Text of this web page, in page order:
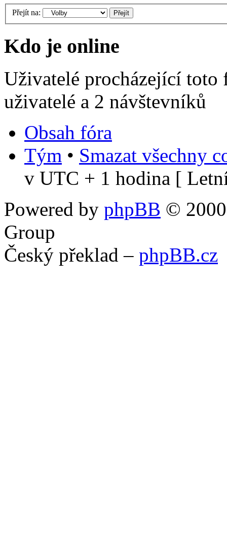
Přejít na:
Kdo je online
Uživatelé procházející
uživatelé a 2 návštevníků
Obsah fóra
Tým • Smazat všechny
v UTC + 1 hodina [
Powered by phpBB ©
Group
Český překlad – phpBB.cz